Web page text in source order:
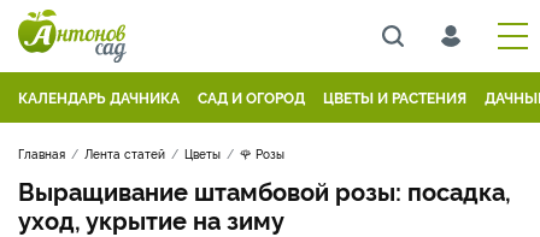
КАЛЕНДАРЬ ДАЧНИКА САД И ОГОРОД ЦВЕТЫ И РАСТЕНИЯ
Главная Лента статей Цветы 🌹 Розы
Выращивание штамбовой розы: посадка,
уход, укрытие на зиму